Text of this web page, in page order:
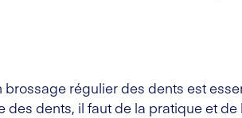
régulier des dents est
dents, il faut de la pratique et de